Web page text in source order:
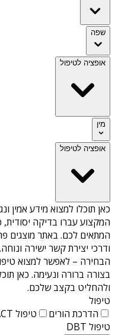
שפה
אופציה לטיפול
מין
אופציה לטיפול
כאן תוכלו למצוא מידע אמין
המקצוע עברו בדיקה
המתאים לכם. באתר מוצגים
ודרכי יצירת קשר ישירה
הבחירה – לאפשר למצוא
בצורה ברורה ונעימה. כאן
ולהחליט בקצב שלכם.
טיפול
הדרכת הורים
טיפול ACT
טיפול DBT